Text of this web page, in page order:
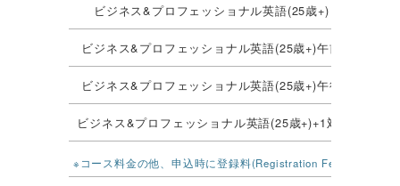
ビジネス&プロフェッショナル英語(25歳+)
ビジネス&プロフェッショナル英語(25歳+)午前
ビジネス&プロフェッショナル英語(25歳+)午後
ビジネス&プロフェッショナル英語(25歳+)+1対1
※コース料金の他、申込時に登録料(Registration Fee)£100が別